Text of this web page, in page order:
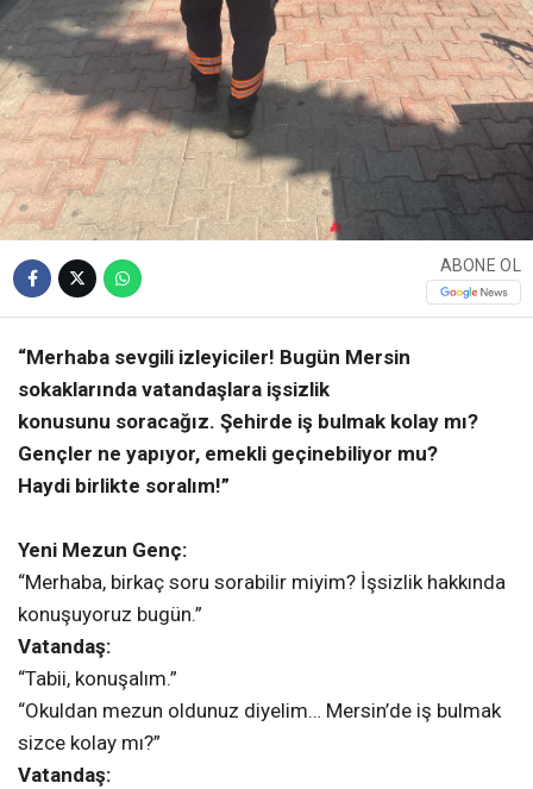
ABONE OL
“Merhaba sevgili izleyiciler! Bugün Mersin
sokaklarında vatandaşlara işsizlik
konusunu soracağız. Şehirde iş bulmak kolay mı?
Gençler ne yapıyor, emekli geçinebiliyor mu?
Haydi birlikte soralım!”
Yeni Mezun Genç:
“Merhaba, birkaç soru sorabilir miyim? İşsizlik hakkında
konuşuyoruz bugün.”
Vatandaş:
“Tabii, konuşalım.”
“Okuldan mezun oldunuz diyelim… Mersin’de iş bulmak
sizce kolay mı?”
Vatandaş: